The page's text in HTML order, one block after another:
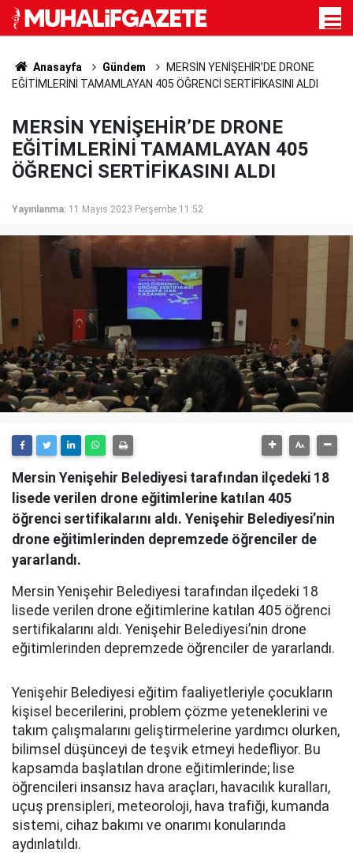
Anasayfa Gündem
MERSİN YENİŞEHİR’DE DRONE
EĞİTİMLERİNİ TAMAMLAYAN 405 ÖĞRENCİ SERTİFİKASINI ALDI
MERSİN YENİŞEHİR’DE DRONE
EĞİTİMLERİNİ TAMAMLAYAN 405
ÖĞRENCİ SERTİFİKASINI ALDI
Yayınlanma: 11 Mayıs 2023 Perşembe 11:52
Mersin Yenişehir Belediyesi tarafından ilçedeki 18
lisede verilen drone eğitimlerine katılan 405
öğrenci sertifikalarını aldı. Yenişehir Belediyesi’nin
drone eğitimlerinden depremzede öğrenciler de
yararlandı.
Mersin Yenişehir Belediyesi tarafından ilçedeki 18
lisede verilen drone eğitimlerine katılan 405 öğrenci
sertifikalarını aldı. Yenişehir Belediyesi’nin drone
eğitimlerinden depremzede öğrenciler de yararlandı.
Yenişehir Belediyesi eğitim faaliyetleriyle çocukların
kişisel becerilerini, problem çözme yeteneklerini ve
takım çalışmalarını geliştirmelerine yardımcı olurken,
bilimsel düşünceyi de teşvik etmeyi hedefliyor. Bu
kapsamda başlatılan drone eğitimlerinde; lise
öğrencileri insansız hava araçları, havacılık kuralları,
uçuş prensipleri, meteoroloji, hava trafiği, kumanda
sistemi, cihaz bakımı ve onarımı konularında
aydınlatıldı.